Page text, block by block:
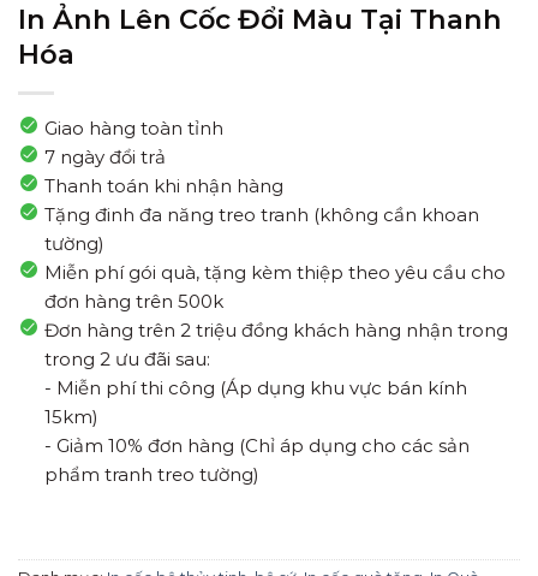
In Ảnh Lên Cốc Đổi Màu Tại Thanh
Hóa
Giao hàng toàn tỉnh
7 ngày đổi trả
Thanh toán khi nhận hàng
Tặng đinh đa năng treo tranh (không cần khoan
tường)
Miễn phí gói quà, tặng kèm thiệp theo yêu cầu cho
đơn hàng trên 500k
Đơn hàng trên 2 triệu đồng khách hàng nhận trong
trong 2 ưu đãi sau:
- Miễn phí thi công (Áp dụng khu vực bán kính
15km)
- Giảm 10% đơn hàng (Chỉ áp dụng cho các sản
phẩm tranh treo tường)